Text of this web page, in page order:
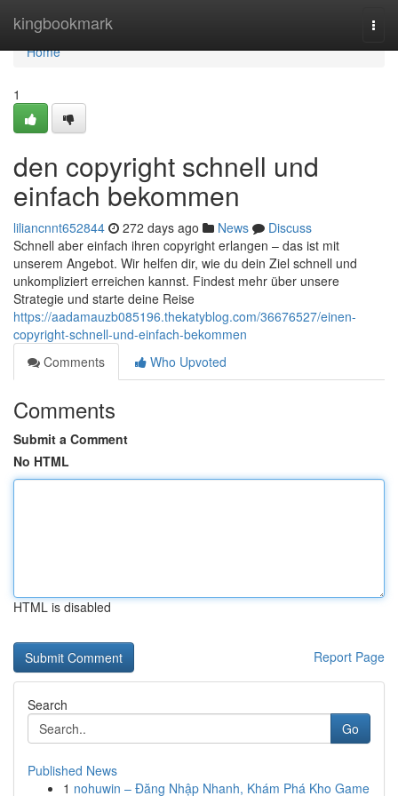
kingbookmark
Home
Home
1
den copyright schnell und
einfach bekommen
liliancnnt652844 272 days ago News
Discuss
Schnell aber einfach ihren copyright erlangen – das ist mit
unserem Angebot. Wir helfen dir, wie du dein Ziel schnell und
unkompliziert erreichen kannst. Findest mehr über unsere
Strategie und starte deine Reise
https://aadamauzb085196.thekatyblog.com/36676527/einen-
copyright-schnell-und-einfach-bekommen
Comments
Who Upvoted
Comments
Submit a Comment
No HTML
HTML is disabled
Report Page
Search
Go
Published News
1 nohuwin – Đăng Nhập Nhanh, Khám Phá Kho Game